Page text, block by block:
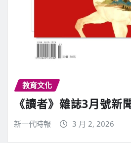
教育文化
《讀者》雜誌3月號新
新一代時報 3 月 2, 2026